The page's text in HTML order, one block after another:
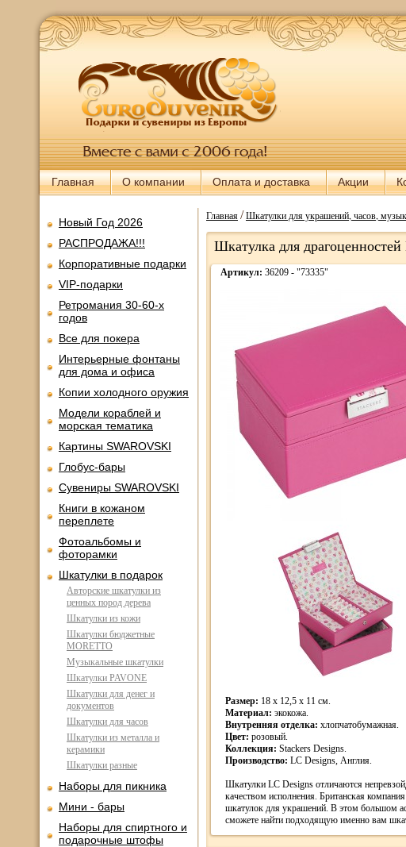
Главная О компании Оплата и доставка Акции
Новый Год 2026
РАСПРОДАЖА!!!
Корпоративные подарки
VIP-подарки
Ретромания 30-60-х
годов
Все для покера
Интерьерные фонтаны
для дома и офиса
Копии холодного оружия
Модели кораблей и
морская тематика
Картины SWAROVSKI
Глобус-бары
Сувениры SWAROVSKI
Книги в кожаном
переплете
Фотоальбомы и
фоторамки
Шкатулки в подарок
Авторские шкатулки из
ценных пород дерева
Шкатулки из кожи
Шкатулки бюджетные
MORETTO
Музыкальные шкатулки
Шкатулки PAVONE
Шкатулки для денег и
документов
Шкатулки для часов
Шкатулки из металла и
керамики
Шкатулки разные
Наборы для пикника
Мини - бары
Наборы для спиртного и
подарочные штофы
Главная/Шкатулки для украшений, часов,
Шкатулка для
Артикул: 36209 - "73335"
Размер: 18 x 12,5 x 11 см.
Материал: экокожа.
Внутренняя отделка: хлопчатобумажная.
Цвет: розовый.
Коллекция: Stackers Designs.
Производство: LC Designs, Англия.
Шкатулки LC Designs отличаются
качеством исполнения. Британская
шкатулок для украшений. В этом большом
сможете найти подходящую именно вам